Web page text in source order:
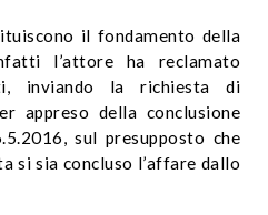
il fondamento della
l’attore ha reclamato
inviando la richiesta di
appreso della conclusione
sul presupposto che
si sia concluso l’affare dallo